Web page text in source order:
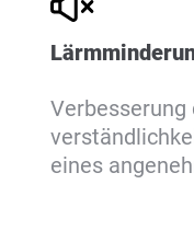
Verbesserung
eines